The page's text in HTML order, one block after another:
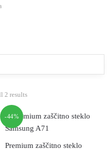
2 results
-44%
Premium zaščitno steklo